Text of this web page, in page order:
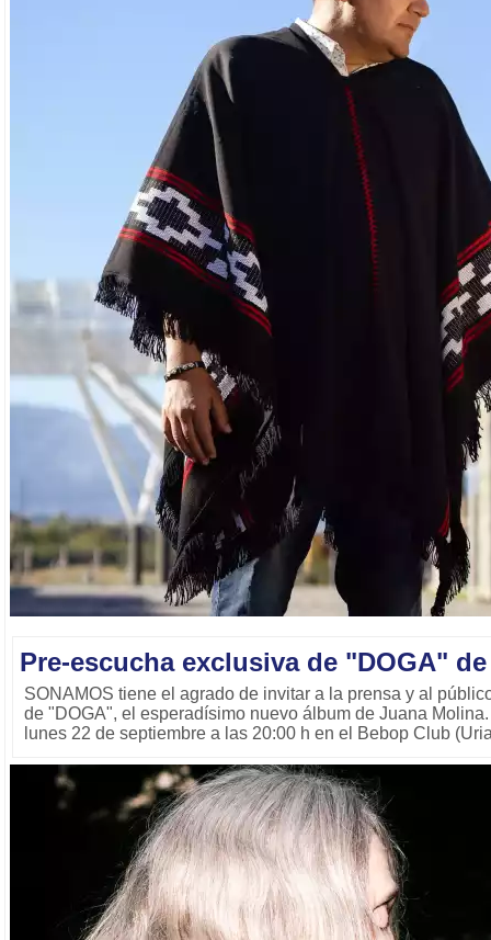
Pre-escucha exclusiva de "DOGA"
SONAMOS tiene el agrado de invitar a la prensa y al
de "DOGA", el esperadísimo nuevo álbum de Juana
lunes 22 de septiembre a las 20:00 h en el Bebop Club